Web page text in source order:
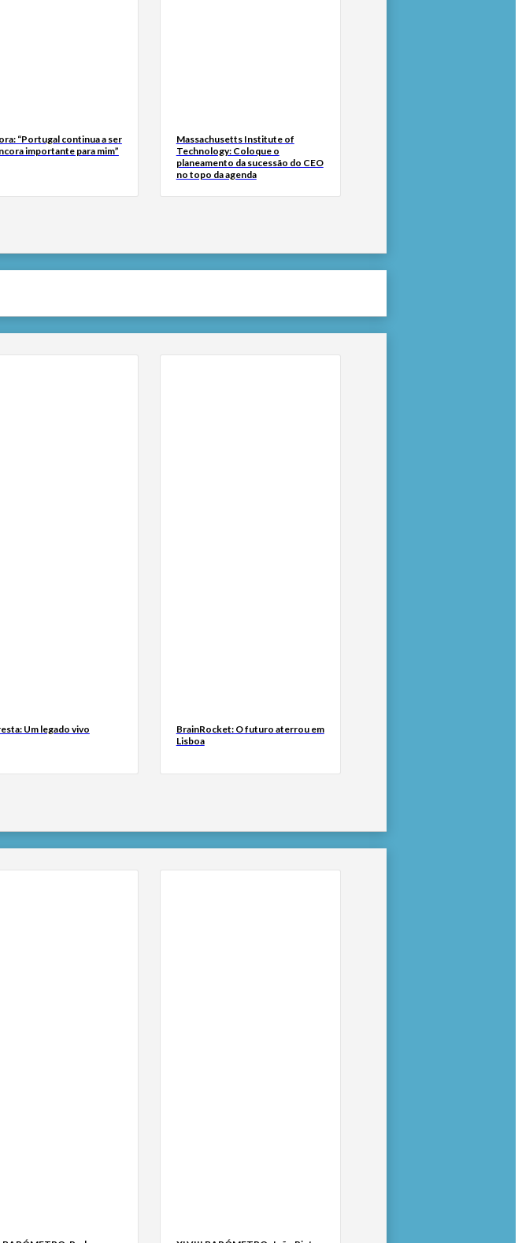
“Portugal continua a ser
importante para mim”
Massachusetts Institute of
Technology: Coloque o
planeamento da sucessão do CEO
no topo da agenda
Um legado vivo
BrainRocket: O futuro aterrou em
Lisboa